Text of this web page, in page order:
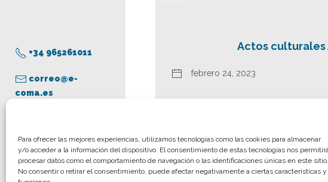
Para ofrecer las mejores experiencias, utilizamos tecnologías como las cookies para almacenar
y/o acceder a la información del dispositivo. El consentimiento de estas tecnologías nos
procesar datos como el comportamiento de navegación o las identificaciones únicas en este sitio.
No consentir o retirar el consentimiento, puede afectar negativamente a ciertas características y
+34 965261011
correo@e-
coma.es
Aviso legal
Política de privacidad
Política de cookies
Actos culturales
febrero 24, 2023
<<